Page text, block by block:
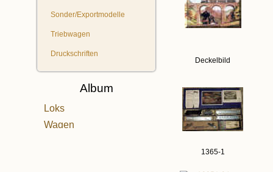
Sonder/Exportmodelle
Triebwagen
Druckschriften
Album
Loks
Wagen
Deckelbild
1365-1